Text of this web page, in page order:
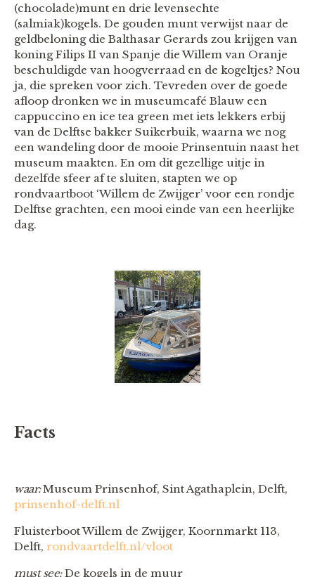
(chocolade)munt en drie levensechte
(salmiak)kogels. De gouden munt verwijst naar de
geldbeloning die Balthasar Gerards zou krijgen van
koning Filips II van Spanje die Willem van Oranje
beschuldigde van hoogverraad en de kogeltjes? Nou
ja, die spreken voor zich. Tevreden over de goede
afloop dronken we in museumcafé Blauw een
cappuccino en ice tea green met iets lekkers erbij
van de Delftse bakker Suikerbuik, waarna we nog
een wandeling door de mooie Prinsentuin naast het
museum maakten. En om dit gezellige uitje in
dezelfde sfeer af te sluiten, stapten we op
rondvaartboot ‘Willem de Zwijger’ voor een rondje
Delftse grachten, een mooi einde van een heerlijke
dag.
Facts
waar:Museum Prinsenhof, Sint Agathaplein, Delft,
prinsenhof-delft.nl
Fluisterboot Willem de Zwijger, Koornmarkt 113,
Delft, rondvaartdelft.nl/vloot
must see:De kogels in de muur